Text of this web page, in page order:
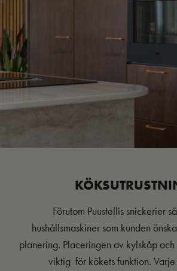
Förutom Puustellis snickerier
hushållsmaskiner som kunden
planering. Placeringen av kylskåp
viktig för kökets funktion.